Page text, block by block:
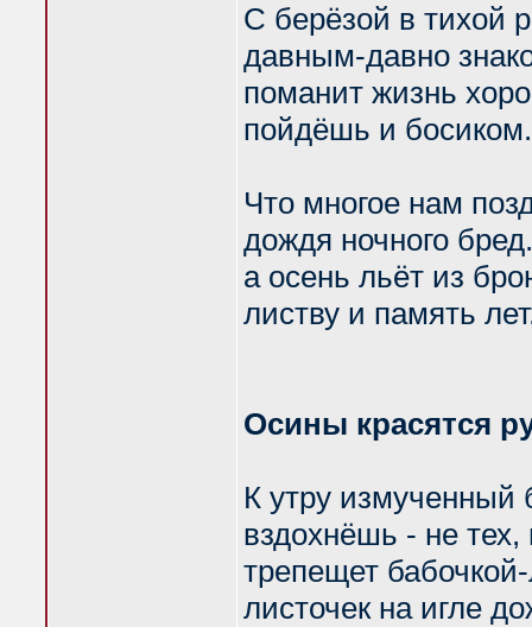
С берёзой в тихой
давным-давно
поманит жизнь
пойдёшь и босиком.
Что многое нам
дождя ночного
а осень льёт из
листву и память
Осины красятся
К утру измученный
вздохнёшь - не
трепещет
листочек на игле